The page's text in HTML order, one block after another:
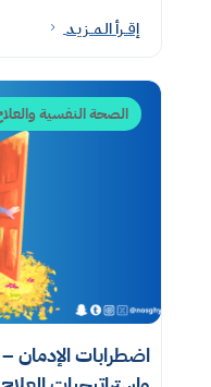
إقــرأ الـمــزيـد 5
الصحة النفسية
اضطرابات الإدمان –